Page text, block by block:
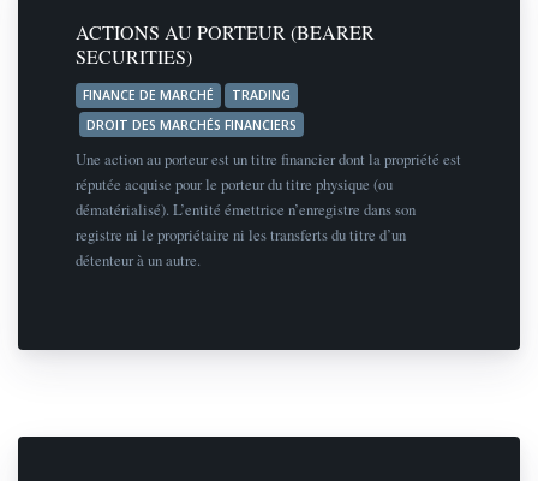
ACTIONS AU PORTEUR (BEARER
SECURITIES)
FINANCE DE MARCHÉ
TRADING
DROIT DES MARCHÉS FINANCIERS
Une action au porteur est un titre financier dont la propriété est
réputée acquise pour le porteur du titre physique (ou
dématérialisé). L’entité émettrice n’enregistre dans son
registre ni le propriétaire ni les transferts du titre d’un
détenteur à un autre.